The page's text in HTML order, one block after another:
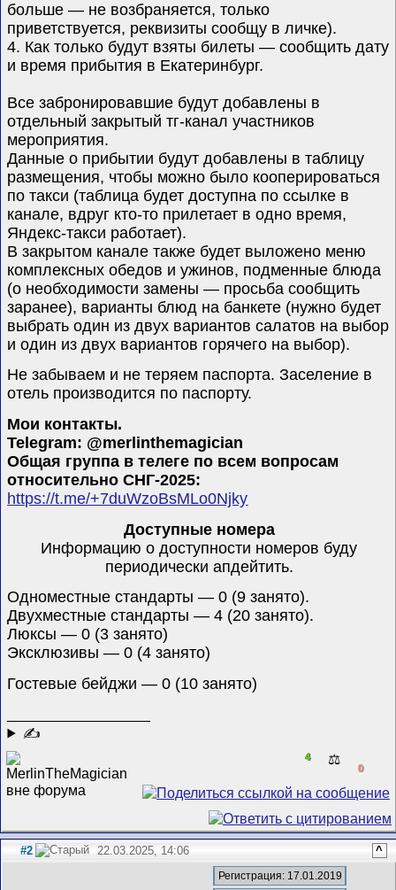
больше — не возбраняется, только
приветствуется, реквизиты сообщу в личке).
4. Как только будут взяты билеты — сообщить дату
и время прибытия в Екатеринбург.
Все забронировавшие будут добавлены в
отдельный закрытый тг-канал участников
мероприятия.
Данные о прибытии будут добавлены в таблицу
размещения, чтобы можно было кооперироваться
по такси (таблица будет доступна по ссылке в
канале, вдруг кто-то прилетает в одно время,
Яндекс-такси работает).
В закрытом канале также будет выложено меню
комплексных обедов и ужинов, подменные блюда
(о необходимости замены — просьба сообщить
заранее), варианты блюд на банкете (нужно будет
выбрать один из двух вариантов салатов на выбор
и один из двух вариантов горячего на выбор).
Не забываем и не теряем паспорта. Заселение в
отель производится по паспорту.
Мои контакты.
Telegram: @merlinthemagician
Общая группа в телеге по всем вопросам
относительно СНГ-2025:
https://t.me/+7duWzoBsMLo0Njky
Доступные номера
Информацию о доступности номеров буду
периодически апдейтить.
Одноместные стандарты — 0 (9 занято).
Двухместные стандарты — 4 (20 занято).
Люксы — 0 (3 занято)
Эксклюзивы — 0 (4 занято)
Гостевые бейджи — 0 (10 занято)
✍
4 ⚖️
0
#2 22.03.2025, 14:06 ^
Регистрация: 17.01.2019